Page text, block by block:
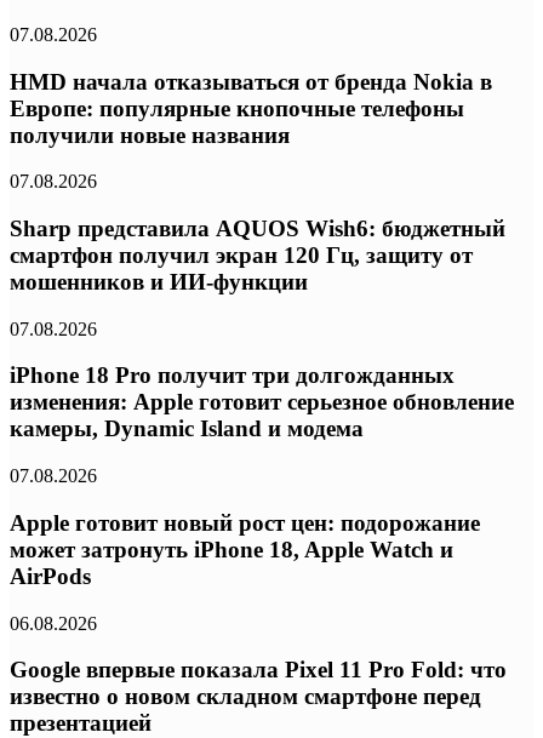
07.08.2026
HMD начала отказываться от бренда Nokia в
Европе: популярные кнопочные телефоны
получили новые названия
07.08.2026
Sharp представила AQUOS Wish6: бюджетный
смартфон получил экран 120 Гц, защиту от
мошенников и ИИ-функции
07.08.2026
iPhone 18 Pro получит три долгожданных
изменения: Apple готовит серьезное обновление
камеры, Dynamic Island и модема
07.08.2026
Apple готовит новый рост цен: подорожание
может затронуть iPhone 18, Apple Watch и
AirPods
06.08.2026
Google впервые показала Pixel 11 Pro Fold: что
известно о новом складном смартфоне перед
презентацией